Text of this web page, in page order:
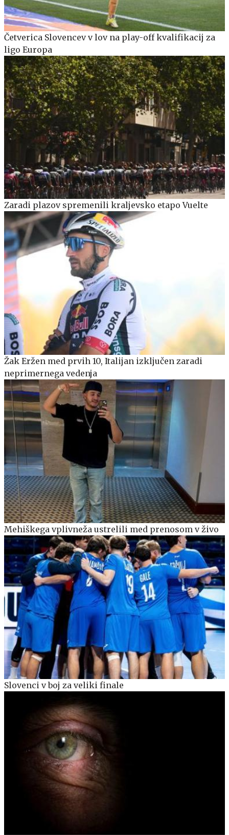
Četverica Slovencev v lov na play-off kvalifikacij za
ligo Europa
Zaradi plazov spremenili kraljevsko etapo Vuelte
Žak Eržen med prvih 10, Italijan izključen zaradi
neprimernega vedenja
Mehiškega vplivneža ustrelili med prenosom v živo
Slovenci v boj za veliki finale